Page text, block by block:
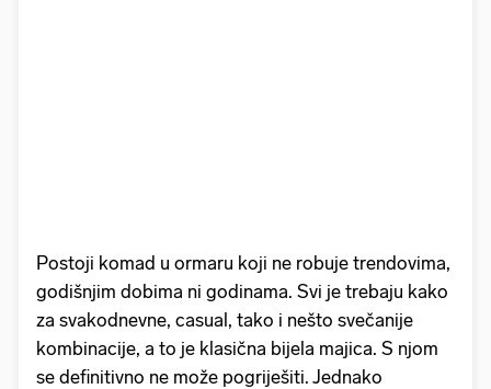
Postoji komad u ormaru koji ne robuje trendovima,
godišnjim dobima ni godinama. Svi je trebaju kako
za svakodnevne, casual, tako i nešto svečanije
kombinacije, a to je klasična bijela majica. S njom
se definitivno ne može pogriješiti. Jednako